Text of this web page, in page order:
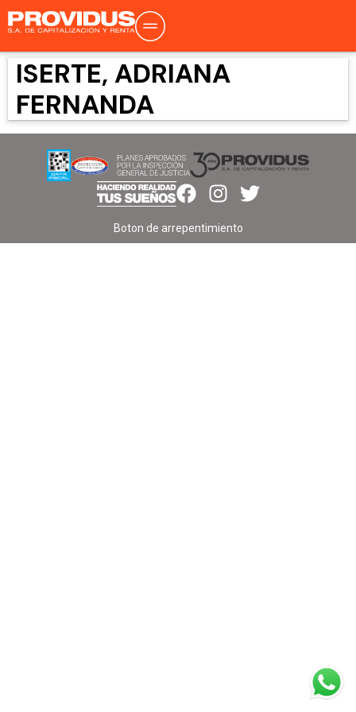
ISERTE, ADRIANA
FERNANDA
Boton de arrepentimiento